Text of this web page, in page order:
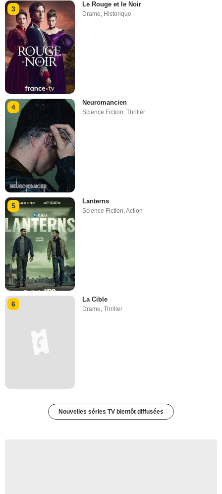
3
Le Rouge et le Noir
Drame, Historique
4
Neuromancien
Science Fiction,Thriller
5
Lanterns
Science Fiction ,Action
6
La Cible
Drame,Thriller
Nouvelles séries TV bientôt diffusées